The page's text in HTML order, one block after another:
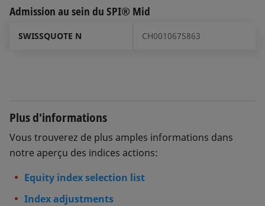
Admission au sein du SPI® Mid
SWISSQUOTE N CH0010675863
Plus d'informations
Vous trouverez de plus amples informations dans
notre aperçu des indices actions:
Equity index selection list
Index adjustments